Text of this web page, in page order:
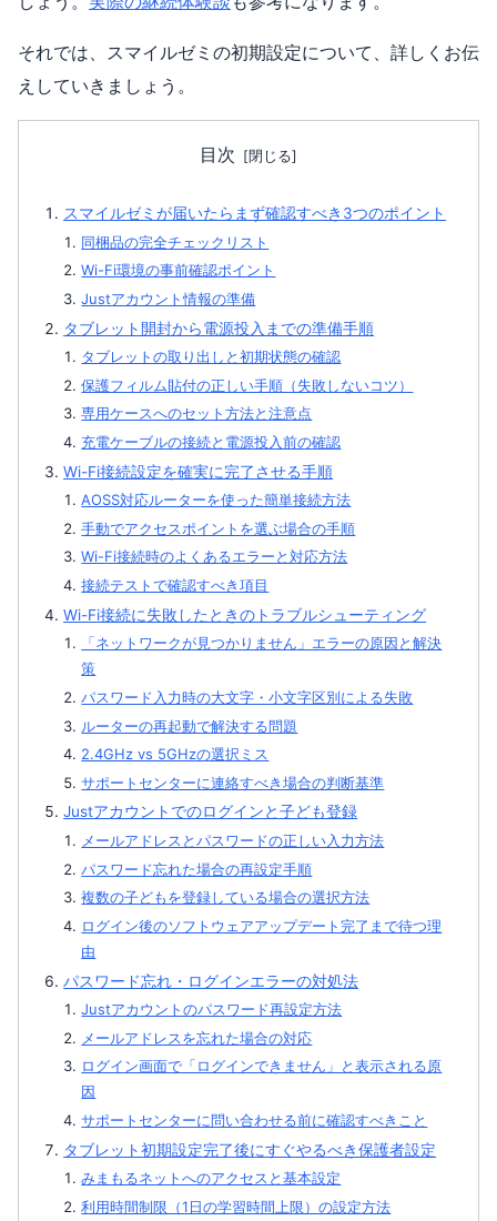
それでは、スマイルゼミの初期設定について、詳しくお伝
えしていきましょう。
目次
スマイルゼミが届いたらまず確認すべき3つのポイント
同梱品の完全チェックリスト
Wi-Fi環境の事前確認ポイント
Justアカウント情報の準備
タブレット開封から電源投入までの準備手順
タブレットの取り出しと初期状態の確認
保護フィルム貼付の正しい手順（失敗しないコツ）
専用ケースへのセット方法と注意点
充電ケーブルの接続と電源投入前の確認
Wi-Fi接続設定を確実に完了させる手順
AOSS対応ルーターを使った簡単接続方法
手動でアクセスポイントを選ぶ場合の手順
Wi-Fi接続時のよくあるエラーと対応方法
接続テストで確認すべき項目
Wi-Fi接続に失敗したときのトラブルシューティング
「ネットワークが見つかりません」エラーの原因と解決
策
パスワード入力時の大文字・小文字区別による失敗
ルーターの再起動で解決する問題
2.4GHz vs 5GHzの選択ミス
サポートセンターに連絡すべき場合の判断基準
Justアカウントでのログインと子ども登録
メールアドレスとパスワードの正しい入力方法
パスワード忘れた場合の再設定手順
複数の子どもを登録している場合の選択方法
ログイン後のソフトウェアアップデート完了まで待つ理
由
パスワード忘れ・ログインエラーの対処法
Justアカウントのパスワード再設定方法
メールアドレスを忘れた場合の対応
ログイン画面で「ログインできません」と表示される原
因
サポートセンターに問い合わせる前に確認すべきこと
タブレット初期設定完了後にすぐやるべき保護者設定
みまもるネットへのアクセスと基本設定
利用時間制限（1日の学習時間上限）の設定方法